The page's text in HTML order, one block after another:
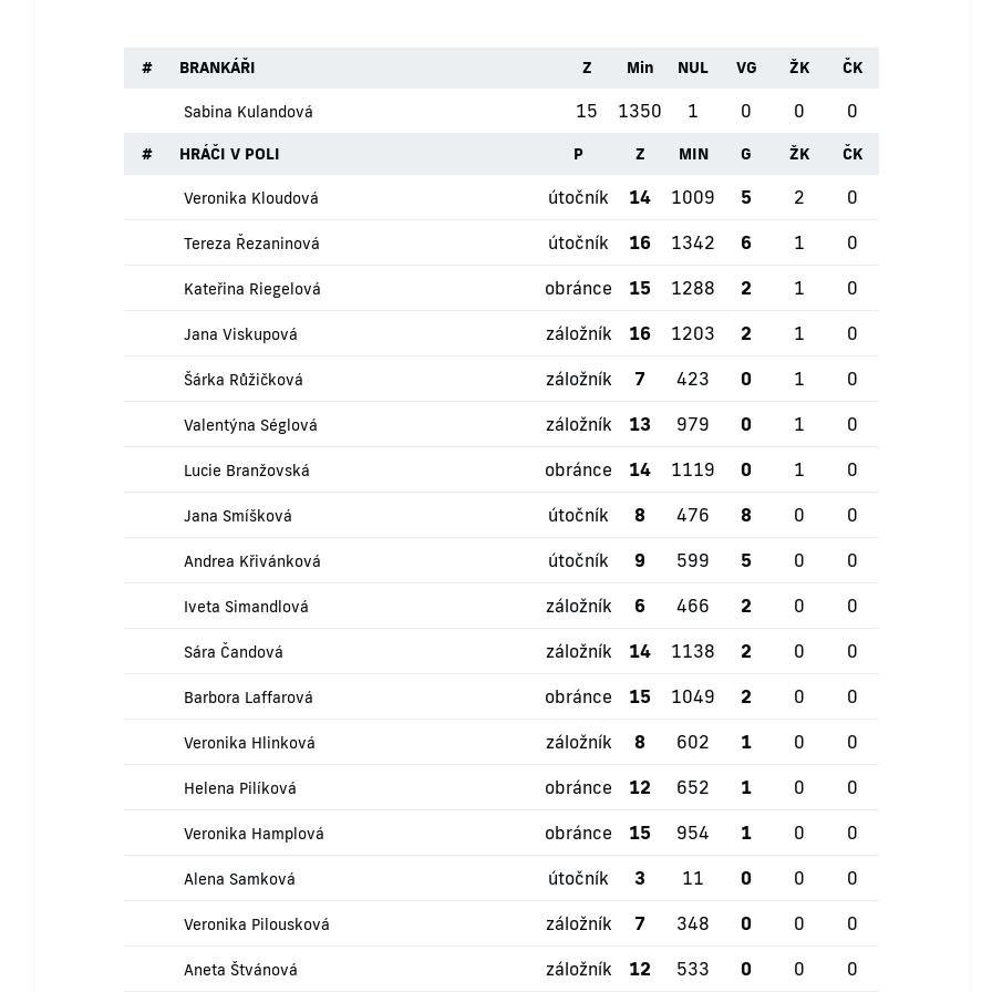
# BRANKÁŘI Z Min NUL VG ŽK ČK
Sabina Kulandová 15 1350 1 0 0 0
# HRÁČI V POLI P Z MIN G ŽK ČK
Veronika Kloudová útočník 14 1009 5 2 0
Tereza Řezaninová útočník 16 1342 6 1 0
Kateřina Riegelová obránce 15 1288 2 1 0
Jana Viskupová záložník 16 1203 2 1 0
Šárka Růžičková záložník 7 423 0 1 0
Valentýna Séglová záložník 13 979 0 1 0
Lucie Branžovská obránce 14 1119 0 1 0
Jana Smíšková útočník 8 476 8 0 0
Andrea Křivánková útočník 9 599 5 0 0
Iveta Simandlová záložník 6 466 2 0 0
Sára Čandová záložník 14 1138 2 0 0
Barbora Laffarová obránce 15 1049 2 0 0
Veronika Hlinková záložník 8 602 1 0 0
Helena Pilíková obránce 12 652 1 0 0
Veronika Hamplová obránce 15 954 1 0 0
Alena Samková útočník 3 11 0 0 0
Veronika Pilousková záložník 7 348 0 0 0
Aneta Štvánová záložník 12 533 0 0 0